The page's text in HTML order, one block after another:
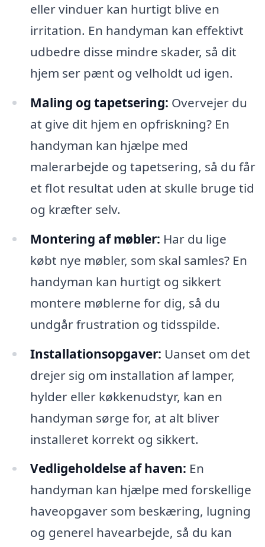
eller vinduer kan hurtigt blive en
irritation. En handyman kan effektivt
udbedre disse mindre skader, så dit
hjem ser pænt og velholdt ud igen.
Maling og tapetsering: Overvejer du
at give dit hjem en opfriskning? En
handyman kan hjælpe med
malerarbejde og tapetsering, så du får
et flot resultat uden at skulle bruge tid
og kræfter selv.
Montering af møbler: Har du lige
købt nye møbler, som skal samles? En
handyman kan hurtigt og sikkert
montere møblerne for dig, så du
undgår frustration og tidsspilde.
Installationsopgaver: Uanset om det
drejer sig om installation af lamper,
hylder eller køkkenudstyr, kan en
handyman sørge for, at alt bliver
installeret korrekt og sikkert.
Vedligeholdelse af haven: En
handyman kan hjælpe med forskellige
haveopgaver som beskæring, lugning
og generel havearbejde, så du kan